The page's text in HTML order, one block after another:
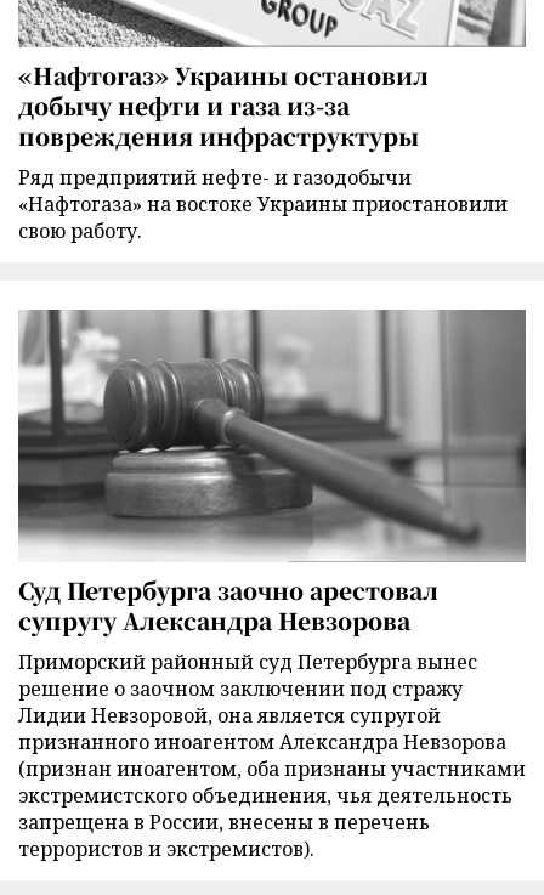
«Нафтогаз» Украины остановил
добычу нефти и газа из-за
повреждения инфраструктуры
Ряд предприятий нефте- и газодобычи
«Нафтогаза» на востоке Украины приостановили
свою работу.
Суд Петербурга заочно арестовал
супругу Александра Невзорова
Приморский районный суд Петербурга вынес
решение о заочном заключении под стражу
Лидии Невзоровой, она является супругой
признанного иноагентом Александра Невзорова
(признан иноагентом, оба признаны участниками
экстремистского объединения, чья деятельность
запрещена в России, внесены в перечень
террористов и экстремистов).